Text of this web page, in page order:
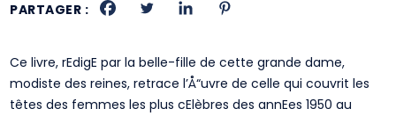
PARTAGER :
Ce livre, rEdigE par la belle-fille de cette grande dame,
modiste des reines, retrace l’Å“uvre de celle qui couvrit les
têtes des femmes les plus cElèbres des annEes 1950 au